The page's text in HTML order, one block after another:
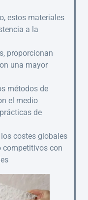
estos materiales
a la
proporcionan
una mayor
métodos de
el medio
de
costes globales
competitivos con